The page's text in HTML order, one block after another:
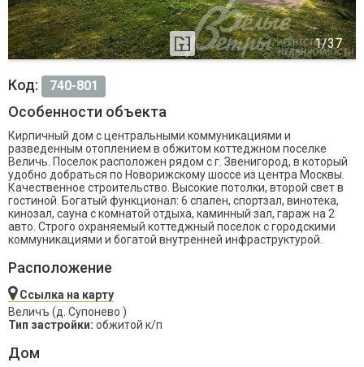
Код: 740-801
Особенности объекта
Кирпичный дом с центральными коммуникациями и
разведенным отоплением в обжитом коттеджном поселке
Величь. Поселок расположен рядом с г. Звенигород, в который
удобно добраться по Новорижскому шоссе из центра Москвы.
Качественное строительство. Высокие потолки, второй свет в
гостиной. Богатый функционал: 6 спален, спортзал, винотека,
кинозал, сауна с комнатой отдыха, каминный зал, гараж на 2
авто. Строго охраняемый коттеджный поселок с городскими
коммуникациями и богатой внутренней инфраструктурой.
Расположение
Ссылка на карту
Величъ (д. Супонево )
Тип застройки: обжитой к/п
Дом